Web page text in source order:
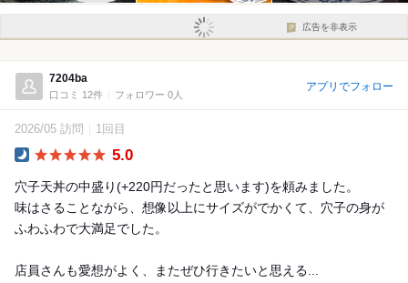
広告を非表示
7204ba
口コミ 12件 フォロワー 0人
アプリでフォロー
2026/05 訪問 1回目
5.0
穴子天丼の中盛り(+220円だったと思います)を頼みました。
味はさることながら、想像以上にサイズがでかくて、穴子の身が
ふわふわで大満足でした。
店員さんも愛想がよく、またぜひ行きたいと思える...